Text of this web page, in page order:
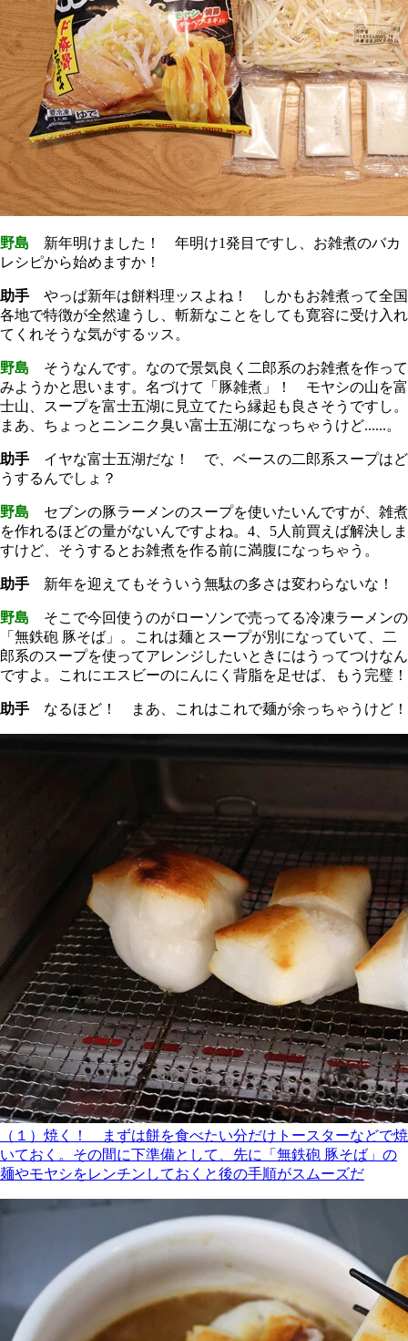
野島 新年明けました！ 年明け1発目ですし、お雑煮のバカ
レシピから始めますか！
助手 やっぱ新年は餅料理ッスよね！ しかもお雑煮って全国
各地で特徴が全然違うし、斬新なことをしても寛容に受け入れ
てくれそうな気がするッス。
野島 そうなんです。なので景気良く二郎系のお雑煮を作って
みようかと思います。名づけて「豚雑煮」！ モヤシの山を富
士山、スープを富士五湖に見立てたら縁起も良さそうですし。
まあ、ちょっとニンニク臭い富士五湖になっちゃうけど......。
助手 イヤな富士五湖だな！ で、ベースの二郎系スープはど
うするんでしょ？
野島 セブンの豚ラーメンのスープを使いたいんですが、雑煮
を作れるほどの量がないんですよね。4、5人前買えば解決しま
すけど、そうするとお雑煮を作る前に満腹になっちゃう。
助手 新年を迎えてもそういう無駄の多さは変わらないな！
野島 そこで今回使うのがローソンで売ってる冷凍ラーメンの
「無鉄砲 豚そば」。これは麺とスープが別になっていて、二
郎系のスープを使ってアレンジしたいときにはうってつけなん
ですよ。これにエスビーのにんにく背脂を足せば、もう完璧！
助手 なるほど！ まあ、これはこれで麺が余っちゃうけど！
（１）焼く！ まずは餅を食べたい分だけトースターなどで焼
いておく。その間に下準備として、先に「無鉄砲 豚そば」の
麺やモヤシをレンチンしておくと後の手順がスムーズだ